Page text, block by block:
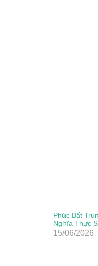
Phúc Bất
Nghĩa Thực
15/06/2026